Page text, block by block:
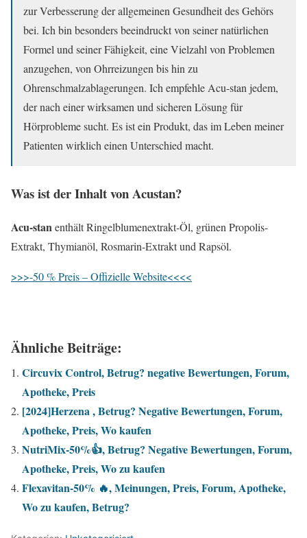
zur Verbesserung der allgemeinen Gesundheit des Gehörs
bei. Ich bin besonders beeindruckt von seiner natürlichen
Formel und seiner Fähigkeit, eine Vielzahl von Problemen
anzugehen, von Ohrreizungen bis hin zu
Ohrenschmalzablagerungen. Ich empfehle Acu-stan jedem,
der nach einer wirksamen und sicheren Lösung für
Hörprobleme sucht. Es ist ein Produkt, das im Leben meiner
Patienten wirklich einen Unterschied macht.
Was ist der Inhalt von Acustan?
Acu-stanenthält Ringelblumenextrakt-Öl, grünen Propolis-
Extrakt, Thymianöl, Rosmarin-Extrakt und Rapsöl.
>>>-50 % Preis – Offizielle Website<<<<
Ähnliche Beiträge:
Circuvix Control, Betrug? negative Bewertungen, Forum,
Apotheke, Preis
[2024]Herzena , Betrug? Negative Bewertungen, Forum,
Apotheke, Preis, Wo kaufen
NutriMix-50%👍, Betrug? Negative Bewertungen, Forum,
Apotheke, Preis, Wo zu kaufen
Flexavitan-50% 🔥, Meinungen, Preis, Forum, Apotheke,
Wo zu kaufen, Betrug?